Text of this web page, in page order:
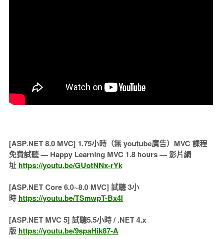
[ASP.NET 8.0 MVC] 1.75小時（無 youtube廣告）MVC 課程
免費試聽 — Happy Learning MVC 1.8 hours — 影片網
址 https://youtu.be/GUotNNx-rYk
[ASP.NET Core 6.0~8.0 MVC] 試聽 3小
時 https://youtu.be/TSmwpT-Bx4I
[ASP.NET MVC 5] 試聽5.5小時 / .NET 4.x
版 https://youtu.be/9spaHik87-A